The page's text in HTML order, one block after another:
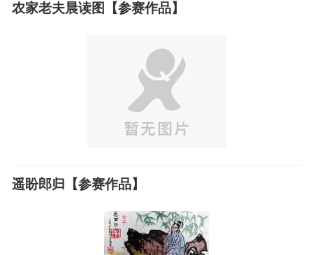
农家老夫晨读图【参赛作品】
遥盼郎归【参赛作品】